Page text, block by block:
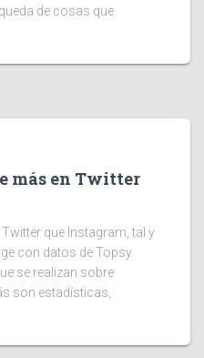
de cosas que
más en Twitter
que Instagram, tal y
con datos de Topsy.
se realizan sobre
son estadísticas,